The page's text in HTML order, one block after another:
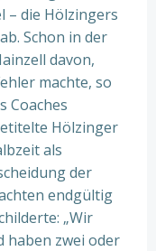
– die Hölzingers
Schon in der
davon,
machte, so
Coaches
Hölzinger
als
der
endgültig
„Wir
haben zwei oder